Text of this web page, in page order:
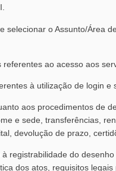
o Assunto/Área
referentes ao acesso aos
à utilização de login e
aos procedimentos de
e sede, transferências,
devolução de prazo,
registrabilidade do
dos atos, requisitos